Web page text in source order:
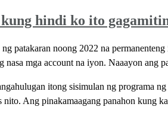
hindi ko ito
patakaran noong 2022 na
mga account na iyon. Naaayon ang
itong sisimulan ng programa
nito. Ang pinakamaagang panahon kung